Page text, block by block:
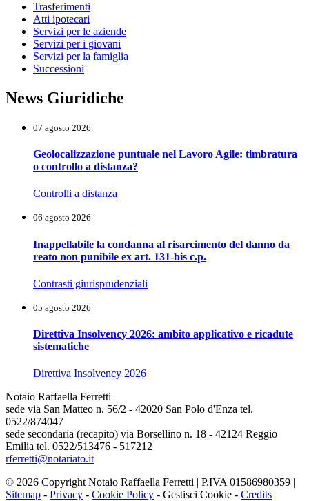
Trasferimenti
Atti ipotecari
Servizi per le aziende
Servizi per i giovani
Servizi per la famiglia
Successioni
News Giuridiche
07 agosto 2026
Geolocalizzazione puntuale nel Lavoro Agile: timbratura
o controllo a distanza?
Controlli a distanza
06 agosto 2026
Inappellabile la condanna al risarcimento del danno da
reato non punibile ex art. 131-bis c.p.
Contrasti giurisprudenziali
05 agosto 2026
Direttiva Insolvency 2026: ambito applicativo e ricadute
sistematiche
Direttiva Insolvency 2026
Notaio Raffaella Ferretti
sede via San Matteo n. 56/2 - 42020 San Polo d'Enza tel.
0522/874047
sede secondaria (recapito) via Borsellino n. 18 - 42124 Reggio
Emilia tel. 0522/513476 - 517212
rferretti@notariato.it
© 2026 Copyright Notaio Raffaella Ferretti | P.IVA 01586980359 |
Sitemap - Privacy - Cookie Policy - Gestisci Cookie - Credits